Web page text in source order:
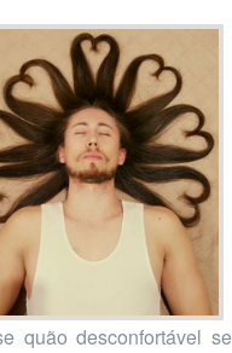
quão desconfortável se